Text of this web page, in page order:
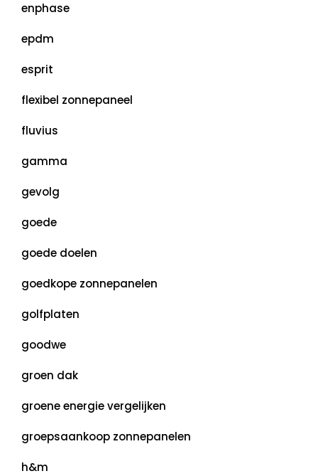
enphase
epdm
esprit
flexibel zonnepaneel
fluvius
gamma
gevolg
goede
goede doelen
goedkope zonnepanelen
golfplaten
goodwe
groen dak
groene energie vergelijken
groepsaankoop zonnepanelen
h&m